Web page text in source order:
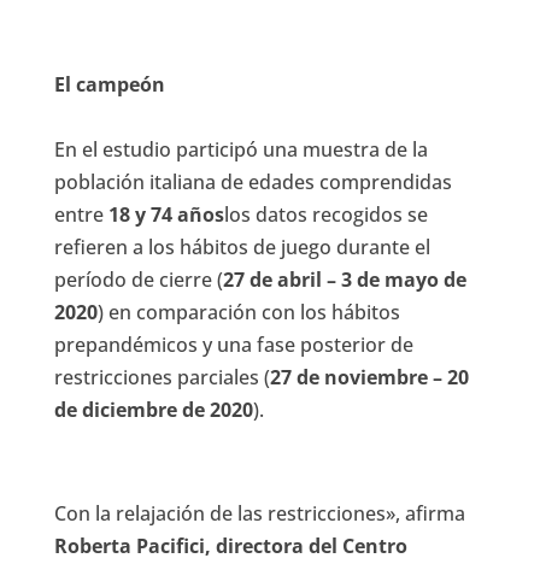
El campeón
En el estudio participó una muestra de la
población italiana de edades comprendidas
entre 18 y 74 añoslos datos recogidos se
refieren a los hábitos de juego durante el
período de cierre (27 de abril – 3 de mayo de
2020) en comparación con los hábitos
prepandémicos y una fase posterior de
restricciones parciales (27 de noviembre – 20
de diciembre de 2020).
Con la relajación de las restricciones», afirma
Roberta Pacifici, directora del Centro